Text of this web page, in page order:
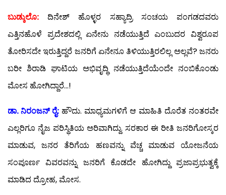
ಬುಡ್ಕುಲೊ: ದಿನೇಶ್ ಹೊಳ್ಳರ ಸಹ್ಯಾದ್ರಿ ಸಂಚಯ ಪಂಗಡದವರು
ಎತ್ತಿನಹೊಳೆ ಪ್ರದೇಶದಲ್ಲಿ ಏನೇನು ನಡೆಯುತ್ತಿದೆ ಎಂಬುದರ ವಿಶ್ವರೂಪ
ತೋರಿಸದೇ ಇರುತ್ತಿದ್ದರೆ ಜನರಿಗೆ ಏನೇನೂ ತಿಳಿಯುತ್ತಿರಲಿಲ್ಲ ಅಲ್ಲವೆ? ಜನರು
ಬರೀ ಶಿರಾಡಿ ಘಾಟಿಯ ಅಭಿವೃದ್ಧಿ ನಡೆಯುತ್ತಿದೆಯೆಂದೇ ನಂಬಿಕೊಂಡು
ಮೋಸ ಹೋಗಿದ್ದಾರೆ…!
ಡಾ. ನಿರಂಜನ್ ರೈ: ಹೌದು. ಮಾಧ್ಯಮಗಳಿಗೆ ಆ ಮಾಹಿತಿ ದೊರೆತ ನಂತರವೇ
ಎಲ್ಲರಿಗೂ ನೈಜ ಪರಿಸ್ಥಿತಿಯ ಅರಿವಾಗಿದ್ದು. ಸರಕಾರ ಈ ರೀತಿ ಜನರಿಗೋಸ್ಕರ
ಮಾಡುವ, ಜನರ ತೆರಿಗೆಯ ಹಣವನ್ನು ವೆಚ್ಚ ಮಾಡುವ ಯೋಜನೆಯ
ಸಂಪೂರ್ಣ ವಿವರವನ್ನು ಜನರಿಗೆ ಕೊಡದೇ ಹೋಗಿದ್ದು ಪ್ರಜಾಪ್ರಭುತ್ವಕ್ಕೆ
ಮಾಡಿದ ದ್ರೋಹ, ಮೋಸ.